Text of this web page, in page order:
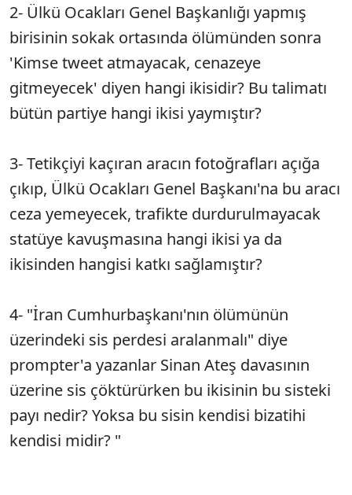
2- Ülkü Ocakları Genel Başkanlığı yapmış
birisinin sokak ortasında ölümünden sonra
'Kimse tweet atmayacak, cenazeye
gitmeyecek' diyen hangi ikisidir? Bu talimatı
bütün partiye hangi ikisi yaymıştır?
3- Tetikçiyi kaçıran aracın fotoğrafları açığa
çıkıp, Ülkü Ocakları Genel Başkanı'na bu aracı
ceza yemeyecek, trafikte durdurulmayacak
statüye kavuşmasına hangi ikisi ya da
ikisinden hangisi katkı sağlamıştır?
4- "İran Cumhurbaşkanı'nın ölümünün
üzerindeki sis perdesi aralanmalı" diye
prompter'a yazanlar Sinan Ateş davasının
üzerine sis çöktürürken bu ikisinin bu sisteki
payı nedir? Yoksa bu sisin kendisi bizatihi
kendisi midir? "